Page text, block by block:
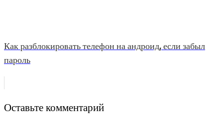
Как разблокировать телефон на андроид, если забыл
пароль
Оставьте комментарий